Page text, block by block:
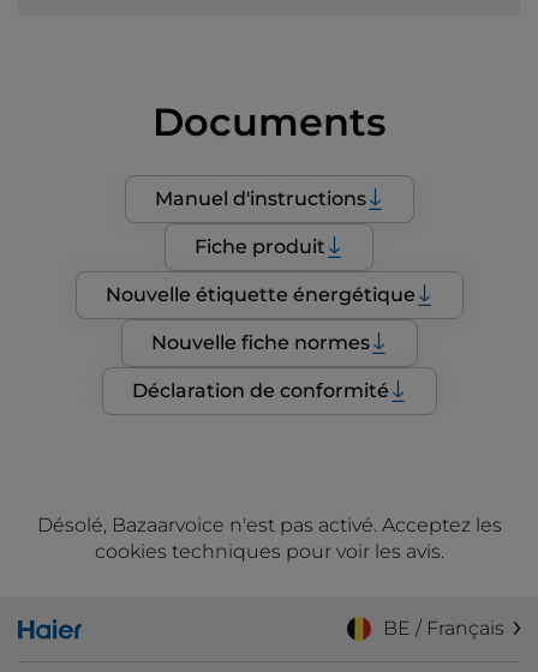
Documents
Manuel d'instructions
Fiche produit
Nouvelle étiquette énergétique
Nouvelle fiche normes
Déclaration de conformité
Désolé, Bazaarvoice n'est pas activé. Acceptez les
cookies techniques pour voir les avis.
BE / Français